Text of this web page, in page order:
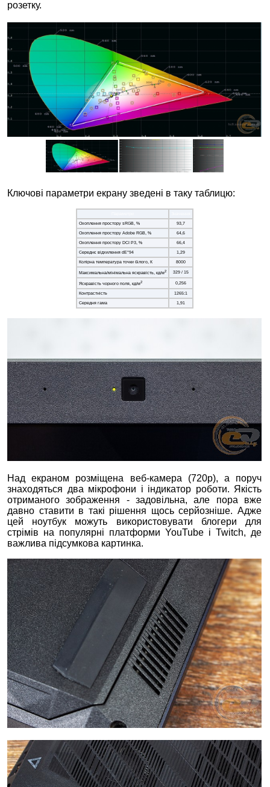
розетку.
Ключові параметри екрану зведені в таку таблицю:
Охоплення простору sRGB, %
93,7
Охоплення простору Adobe RGB, %
64,6
Охоплення простору DCI P3, %
66,4
Середнє відхилення dE*94
1,29
Колірна температура точки білого, К
8000
Максимальна/мінімальна яскравість, кд/м2 329 / 15
Яскравість чорного поля, кд/м2 0,256
Контрастність
1265:1
Середня гама
1,91
Над екраном розміщена веб-камера (720p), а поруч
знаходяться два мікрофони і індикатор роботи. Якість
отриманого зображення - задовільна, але пора вже
давно ставити в такі рішення щось серйозніше. Адже
цей ноутбук можуть використовувати блогери для
стрімів на популярні платформи YouTube і Twitch, де
важлива підсумкова картинка.